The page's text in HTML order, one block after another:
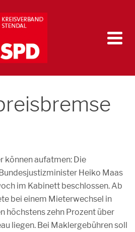
können aufatmen: Die
Heiko Maas
im Kabinett beschlossen. Ab
bei einem Mieterwechsel in
höchstens zehn Prozent über
liegen. Bei Maklergebühren soll